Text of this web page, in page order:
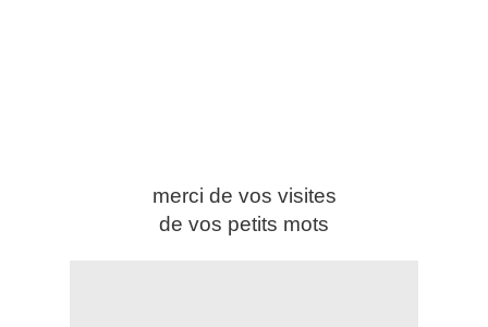
merci de vos visites
de vos petits mots